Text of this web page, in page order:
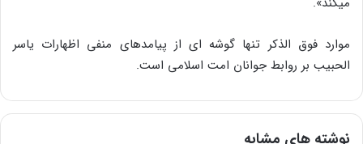
موارد فوق الذکر تنها گوشه ای از پیامدهای منفی اظهارات یاسر
الحبیب بر روابط جوانان امت اسلامی است.
نوشته های مشابه